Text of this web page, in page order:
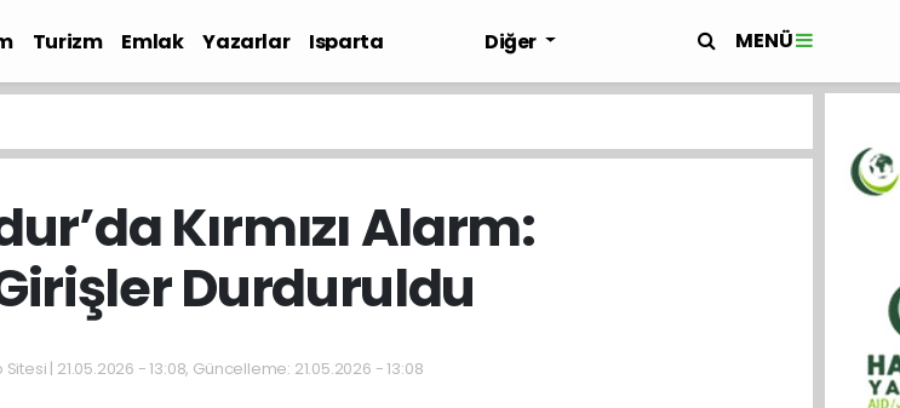
Turizm Emlak Yazarlar
Isparta
Diğer MENÜ
Kırmızı Alarm:
Durduruldu
| 21.05.2026 - 13:08, Güncelleme: 21.05.2026 - 13:08